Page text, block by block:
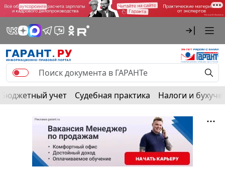
Бюджетный учет Судебная практика Налоги и